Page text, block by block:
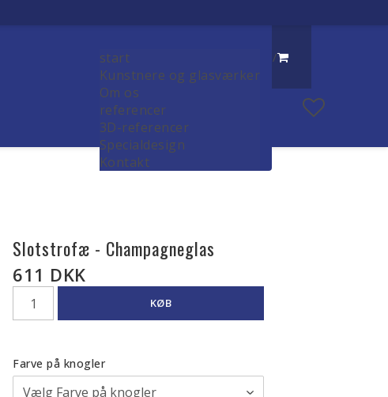
/
start
Kunstnere og glasværker
Om os
referencer
3D-referencer
Specialdesign
Kontakt
Slotstrofæ - Champagneglas
611 DKK
KØB
Farve på knogler